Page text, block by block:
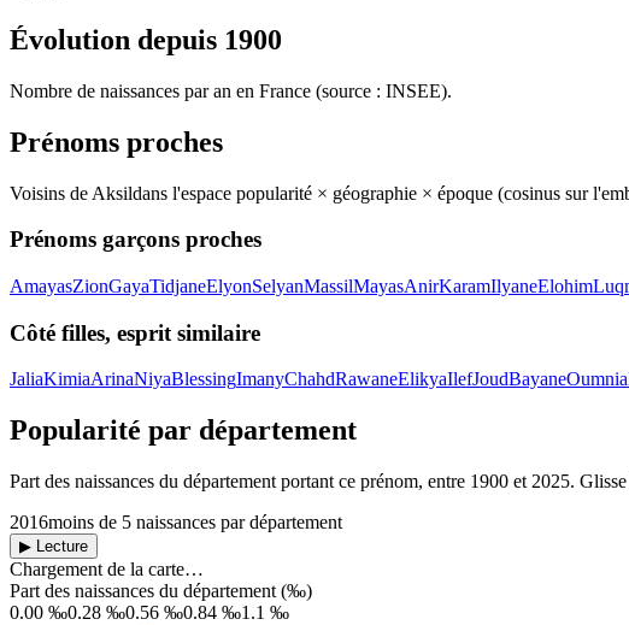
Évolution depuis 1900
Nombre de naissances par an en France (source : INSEE).
Prénoms proches
Voisins de Aksildans l'espace popularité × géographie × époque (cosinus sur
Prénoms garçons proches
AmayasZionGayaTidjaneElyonSelyanMassilMayasAnirKaramIlyaneElohim
Côté filles, esprit similaire
JaliaKimiaArinaNiyaBlessingImanyChahdRawaneElikyaIlefJoudBayaneOumnia
Popularité par département
Part des naissances du département portant ce prénom, entre 1900 et 2025.
2016moins de 5 naissances par département
▶ Lecture
Chargement de la carte…
Part des naissances du département (‰)
0.00 ‰0.28 ‰0.56 ‰0.84 ‰1.1 ‰